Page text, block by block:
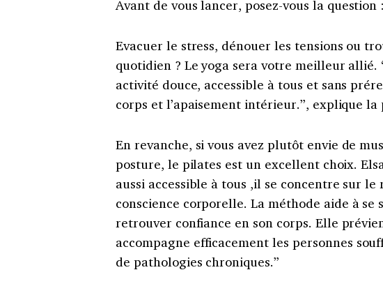
Avant de vous lancer, posez-vous la question
Evacuer le stress, dénouer les tensions ou
quotidien ? Le yoga sera votre meilleur
activité douce, accessible à tous et sans
corps et l’apaisement intérieur.”, explique la
En revanche, si vous avez plutôt envie de
posture, le pilates est un excellent choix.
aussi accessible à tous ,il se concentre sur
conscience corporelle. La méthode aide à
retrouver confiance en son corps. Elle
accompagne efficacement les personnes
de pathologies chroniques.”